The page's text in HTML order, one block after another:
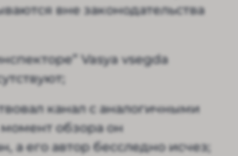
вне законодательства
Vasya vsegda
канал с аналогичными
обзора он
а его автор бесследно исчез;